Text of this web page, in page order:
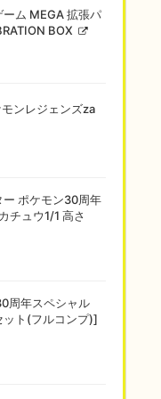
ム MEGA 拡張パ
BOX
ンレジェンズza
ポケモン30周年
チュウ1/1 高さ
周年スペシャル
ト(フルコンプ)]